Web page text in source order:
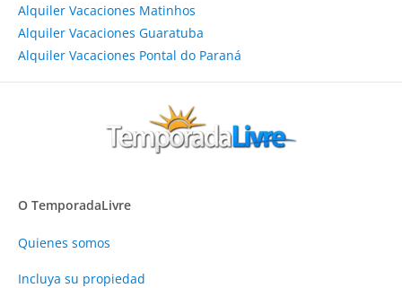
Alquiler Vacaciones Matinhos
Alquiler Vacaciones Guaratuba
Alquiler Vacaciones Pontal do Paraná
O TemporadaLivre
Quienes somos
Incluya su propiedad